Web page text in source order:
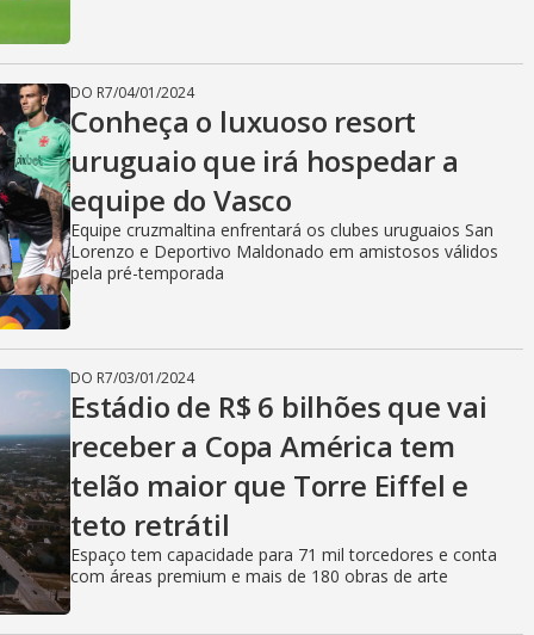
DO R7/04/01/2024
Conheça o luxuoso resort
uruguaio que irá hospedar a
equipe do Vasco
Equipe cruzmaltina enfrentará os clubes uruguaios San
Lorenzo e Deportivo Maldonado em amistosos válidos
pela pré-temporada
DO R7/03/01/2024
Estádio de R$ 6 bilhões que vai
receber a Copa América tem
telão maior que Torre Eiffel e
teto retrátil
Espaço tem capacidade para 71 mil torcedores e conta
com áreas premium e mais de 180 obras de arte